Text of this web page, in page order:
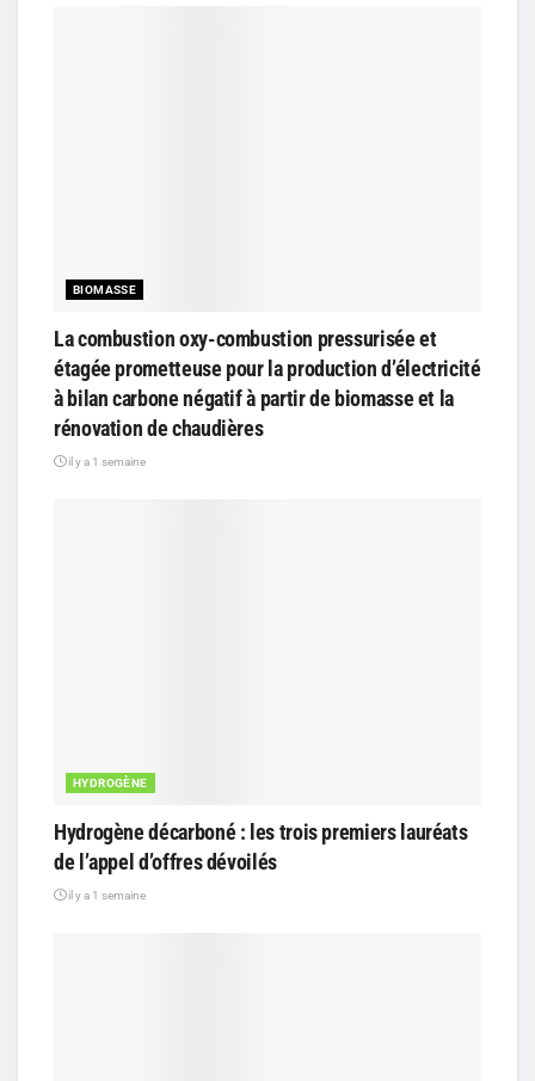
BIOMASSE
La combustion oxy-combustion pressurisée et
étagée prometteuse pour la production d’électricité
à bilan carbone négatif à partir de biomasse et la
rénovation de chaudières
il y a 1 semaine
HYDROGÈNE
Hydrogène décarboné : les trois premiers lauréats
de l’appel d’offres dévoilés
il y a 1 semaine